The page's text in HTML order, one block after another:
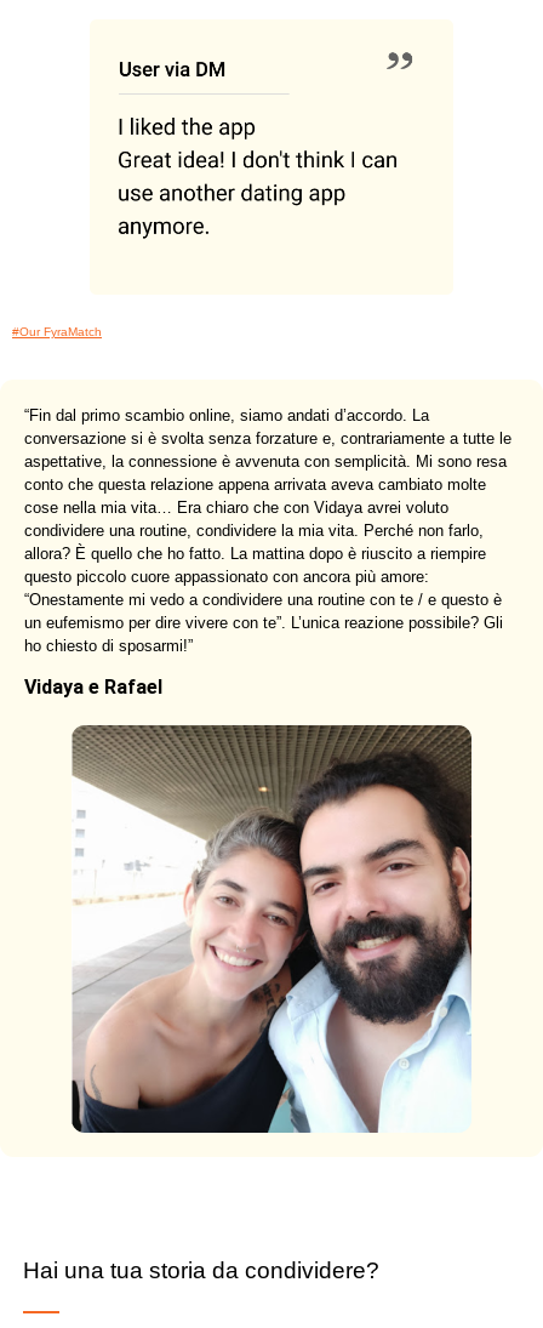
#Our FyraMatch
“Fin dal primo scambio online, siamo andati d’accordo. La
conversazione si è svolta senza forzature e, contrariamente a tutte le
aspettative, la connessione è avvenuta con semplicità. Mi sono resa
conto che questa relazione appena arrivata aveva cambiato molte
cose nella mia vita… Era chiaro che con Vidaya avrei voluto
condividere una routine, condividere la mia vita. Perché non farlo,
allora? È quello che ho fatto. La mattina dopo è riuscito a riempire
questo piccolo cuore appassionato con ancora più amore:
“Onestamente mi vedo a condividere una routine con te / e questo è
un eufemismo per dire vivere con te”. L’unica reazione possibile? Gli
ho chiesto di sposarmi!”
Vidaya e Rafael
Hai una tua storia da condividere?